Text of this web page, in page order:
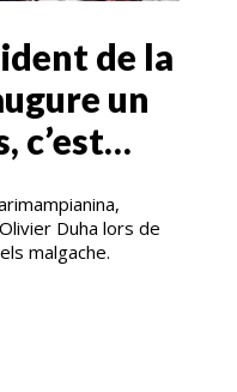
de la
un
c’est…
Duha lors de
malgache.